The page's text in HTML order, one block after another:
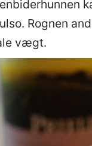
Rognen
vægt.